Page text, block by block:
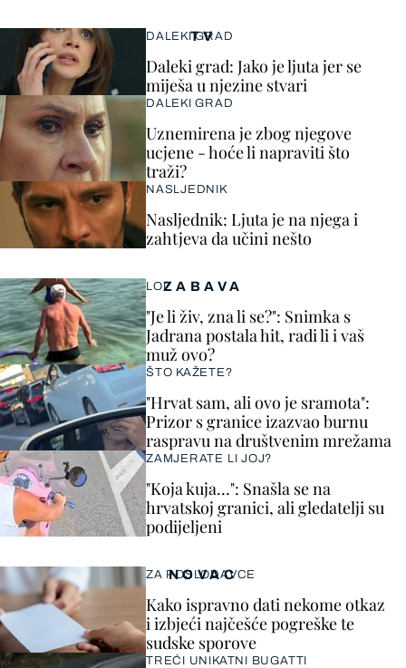
ZABAVA
LOL
"Je li živ, zna li se?": Snimka s
Jadrana postala hit, radi li i vaš
muž ovo?
ŠTO KAŽETE?
"Hrvat sam, ali ovo je sramota":
Prizor s granice izazvao burnu
raspravu na društvenim mrežama
ZAMJERATE LI JOJ?
"Koja kuja…": Snašla se na
hrvatskoj granici, ali gledatelji su
podijeljeni
TV
DALEKI GRAD
Daleki grad: Jako je ljuta jer se
miješa u njezine stvari
DALEKI GRAD
Uznemirena je zbog njegove
ucjene - hoće li napraviti što
traži?
NASLJEDNIK
Nasljednik: Ljuta je na njega i
zahtjeva da učini nešto
NOVAC
ZA POSLODAVCE
Kako ispravno dati nekome otkaz
i izbjeći najčešće pogreške te
sudske sporove
TREĆI UNIKATNI BUGATTI